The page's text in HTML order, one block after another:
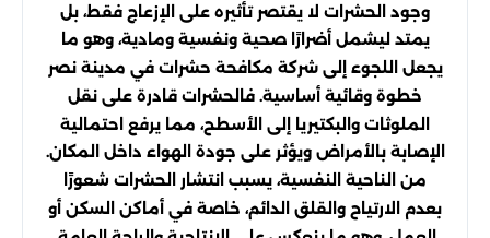
وجود الحشرات لا يقتصر تأثيره على الإزعاج فقط، بل
يمتد ليشمل أضرارًا صحية ونفسية ومادية، وهو ما
يجعل اللجوء إلى شركة مكافحة حشرات في مدينة نصر
خطوة وقائية أساسية. فالحشرات قادرة على نقل
الملوثات والبكتيريا إلى الأسطح، مما يرفع احتمالية
الإصابة بالأمراض ويؤثر على جودة الهواء داخل المكان.
من الناحية النفسية، يسبب انتشار الحشرات شعورًا
بعدم الارتياح والقلق الدائم، خاصة في أماكن السكن أو